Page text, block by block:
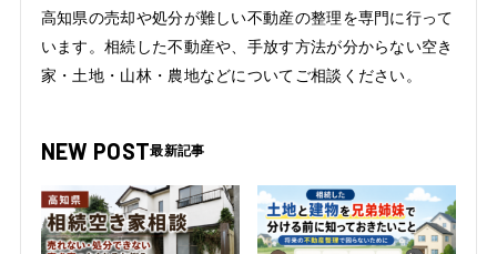
高知県の売却や処分が難しい不動産の整理を専門に行って
います。相続した不動産や、手放す方法が分からない空き
家・土地・山林・農地などについてご相談ください。
NEW POST